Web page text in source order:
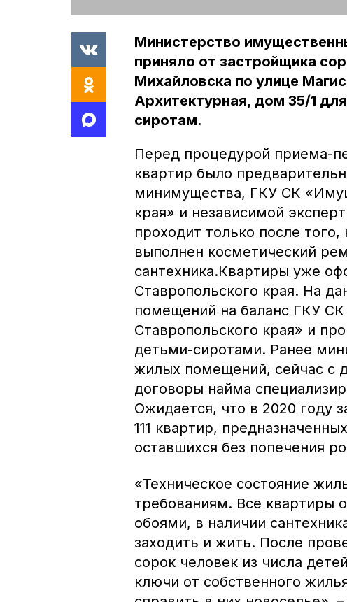
Министерство
приняло от застройщика
Михайловска по улице
Архитектурная, дом 35/1
сиротам.
Перед процедурой приема-
квартир было
минимущества, ГКУ СК
края» и независимой
проходит только после
выполнен косметический
сантехника.Квартиры уже
Ставропольского края. На
помещений на баланс ГКУ
Ставропольского края» и
детьми-сиротами. Ранее
жилых помещений, сейчас с
договоры найма
Ожидается, что в 2020 году
111 квартир,
оставшихся без попечения
«Техническое состояние
требованиям. Все квартиры
обоями, в наличии
заходить и жить. После
сорок человек из числа
ключи от собственного